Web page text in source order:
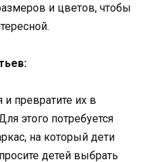
и цветов, чтобы
превратите их в
этого потребуется
на который дети
детей выбрать